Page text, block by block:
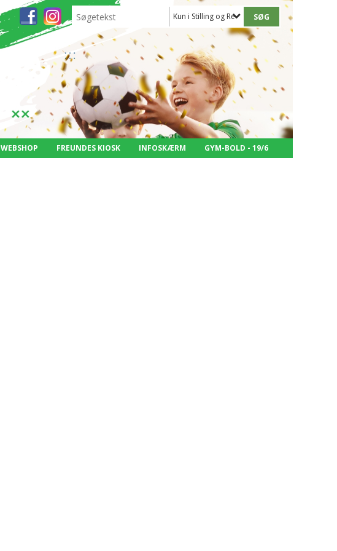
Kun i Stilling og Resultater - 3.holdet
WEBSHOP FREUNDES KIOSK INFOSKÆRM GYM-BOLD - 19/6